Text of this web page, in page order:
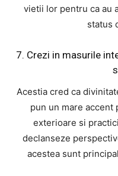
vietii lor pentru ca au
status
7. Crezi in masurile
Acestia cred ca
pun un mare accent
exterioare si
declanseze
acestea sunt